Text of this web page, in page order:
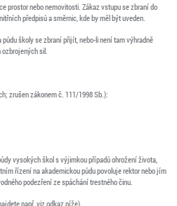
prostor nebo nemovitosti. Zákaz vstupu se zbraní do
předpisů a směrnic, kde by měl být uveden.
školy se zbraní přijít, nebo-li není tam výhradně
sil.
zrušen zákonem č. 111/1998 Sb.):
vysokých škol s výjimkou případů ohrožení života,
řízení na akademickou půdu povoluje rektor nebo jím
podezření ze spáchání trestného činu.
např. viz odkaz níže).